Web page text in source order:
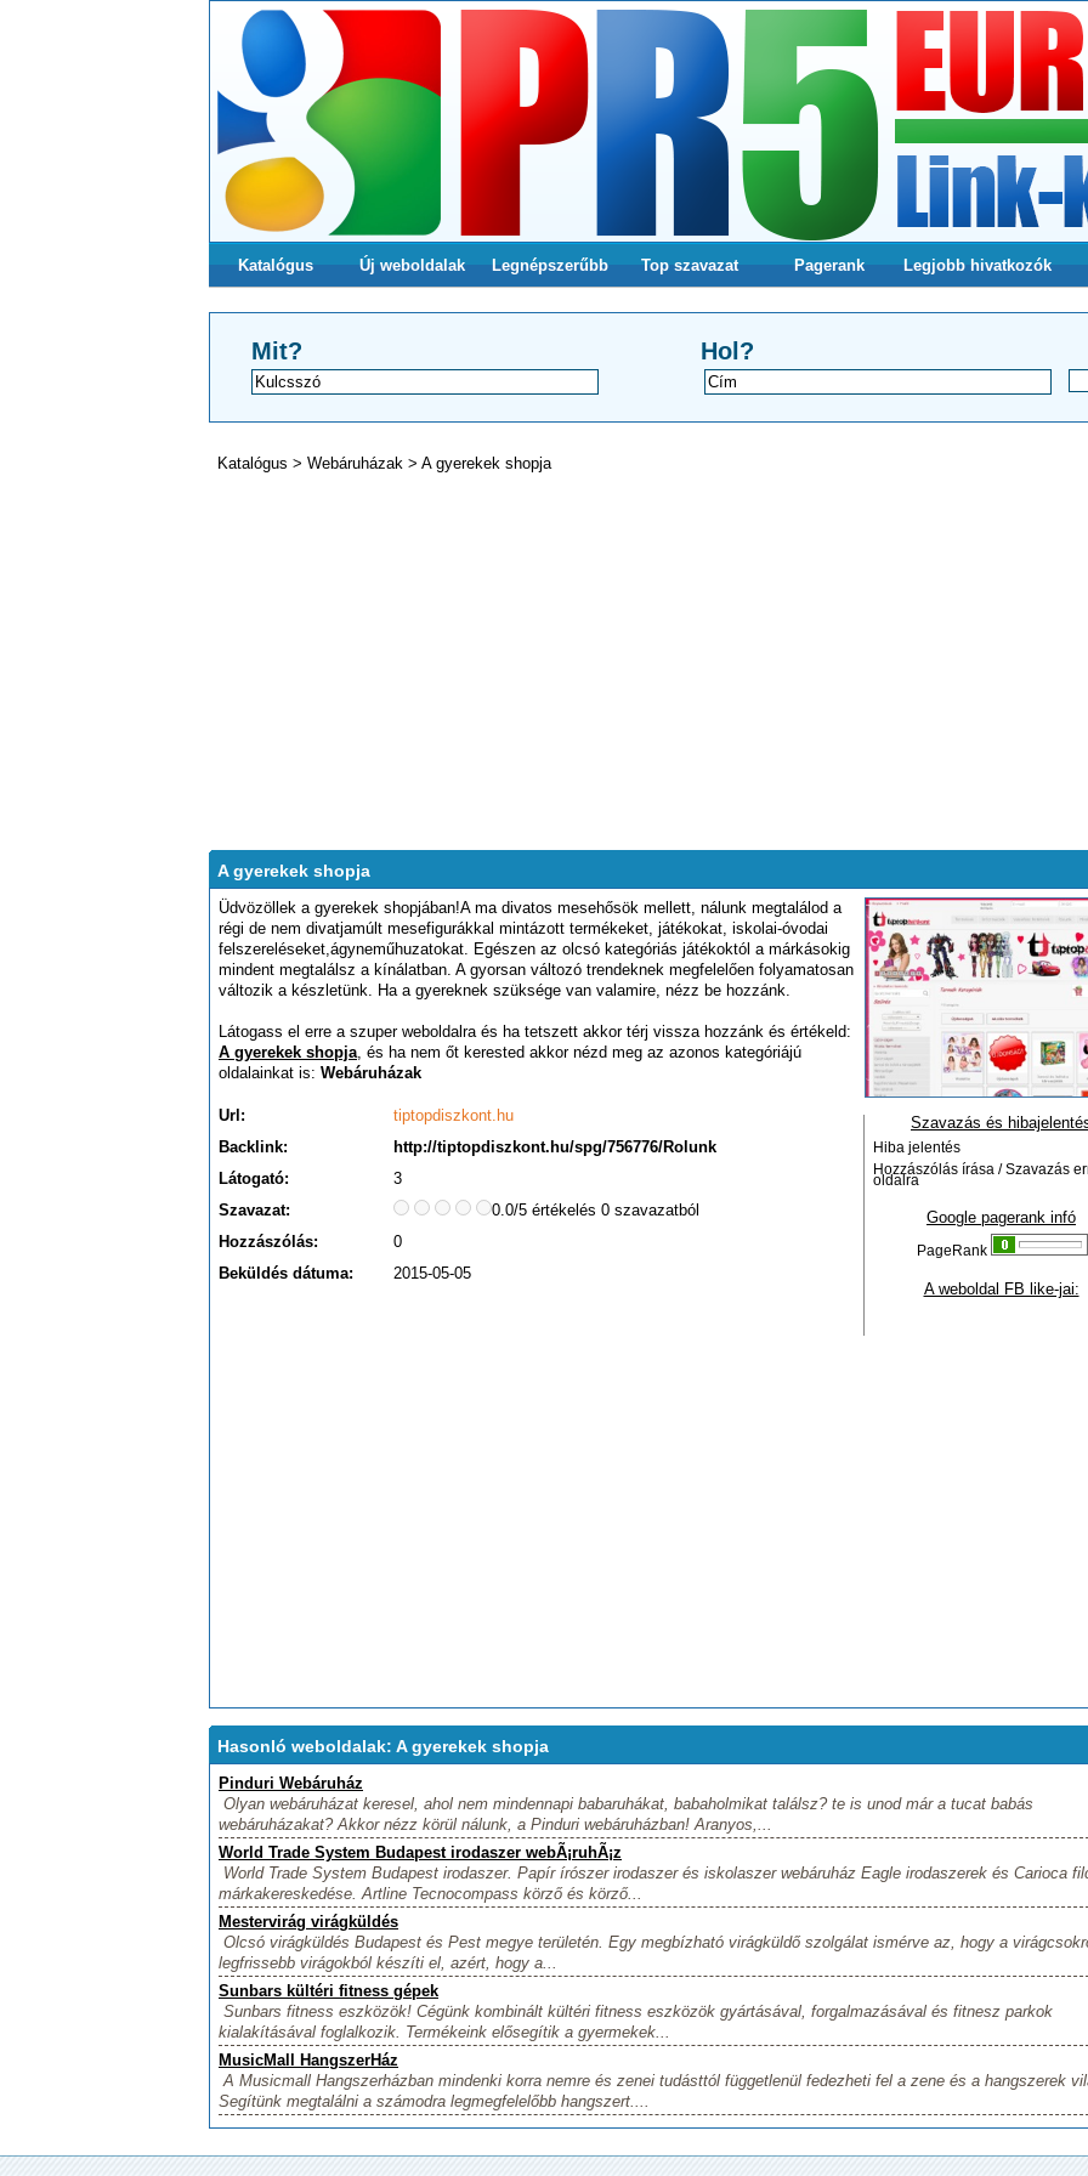
Katalógus Új weboldalak Legnépszerűbb Top szavazat Pagerank Legjobb hivatkozók
a webodlalunkra
Mit? Hol?
Katalógus > Webáruházak > A gyerekek shopja
A gyerekek shopja
Üdvözöllek a gyerekek shopjában!A ma divatos mesehősök mellett, nálunk megtalálod a
régi de nem divatjamúlt mesefigurákkal mintázott termékeket, játékokat, iskolai-óvodai
felszereléseket,ágyneműhuzatokat. Egészen az olcsó kategóriás játékoktól a márkásokig
mindent megtalálsz a kínálatban. A gyorsan változó trendeknek megfelelően folyamatosan
változik a készletünk. Ha a gyereknek szüksége van valamire, nézz be hozzánk.
Látogass el erre a szuper weboldalra és ha tetszett akkor térj vissza hozzánk és értékeld:
A gyerekek shopja, és ha nem őt kerested akkor nézd meg az azonos kategóriájú
oldalainkat is: Webáruházak
Url:
tiptopdiszkont.hu
Backlink:
http://tiptopdiszkont.hu/spg/756776/Rolunk
Látogató:
3
Szavazat:
0.0/5 értékelés 0 szavazatból
Hozzászólás:
0
Beküldés dátuma:
2015-05-05
Szavazás és
Hiba jelentés
Hozzászólás írása / Szavazás
oldalra
Google pagerank infó
PageRank
A weboldal FB like-jai:
Hasonló weboldalak: A gyerekek shopja
Pinduri Webáruház
Olyan webáruházat keresel, ahol nem mindennapi babaruhákat, babaholmikat találsz? te is unod már a tucat babás
webáruházakat? Akkor nézz körül nálunk, a Pinduri webáruházban! Aranyos,...
World Trade System Budapest irodaszer webÃ¡ruhÃ¡z
World Trade System Budapest irodaszer. Papír írószer irodaszer és iskolaszer webáruház Eagle irodaszerek és Carioca
márkakereskedése. Artline Tecnocompass körző és körző...
Mestervirág virágküldés
Olcsó virágküldés Budapest és Pest megye területén. Egy megbízható virágküldő szolgálat ismérve az, hogy a
legfrissebb virágokból készíti el, azért, hogy a...
Sunbars kültéri fitness gépek
Sunbars fitness eszközök! Cégünk kombinált kültéri fitness eszközök gyártásával, forgalmazásával és fitnesz parkok
kialakításával foglalkozik. Termékeink elősegítik a gyermekek...
MusicMall HangszerHáz
A Musicmall Hangszerházban mindenki korra nemre és zenei tudásttól függetlenül fedezheti fel a zene és a hangszerek
Segítünk megtalálni a számodra legmegfelelőbb hangszert....